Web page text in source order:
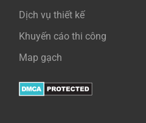
Dịch vụ thiết kế
Khuyến cáo thi công
Map gạch